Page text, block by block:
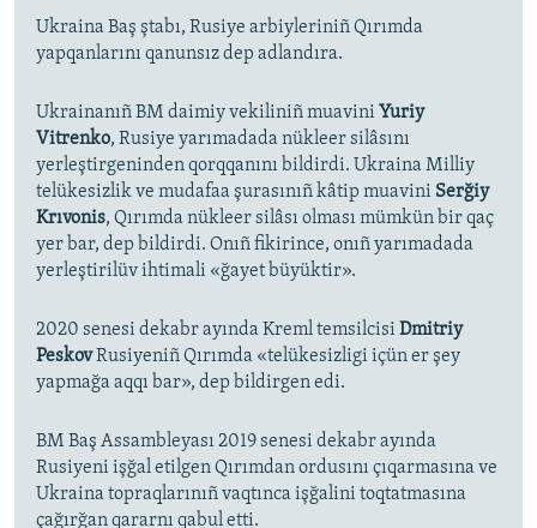
Ukraina Baş ştabı, Rusiye arbiyleriniñ Qırımda
yapqanlarını qanunsız dep adlandıra.
Ukrainanıñ BM daimiy vekiliniñ muavini Yuriy
Vitrenko, Rusiye yarımadada nükleer silâsını
yerleştirgeninden qorqqanını bildirdi. Ukraina Milliy
telükesizlik ve mudafaa şurasınıñ kâtip muavini Serğiy
Krıvonis, Qırımda nükleer silâsı olması mümkün bir qaç
yer bar, dep bildirdi. Onıñ fikirince, onıñ yarımadada
yerleştirilüv ihtimali «ğayet büyüktir».
2020 senesi dekabr ayında Kreml temsilcisi Dmitriy
PeskovRusiyeniñ Qırımda «telükesizligi içün er şey
yapmağa aqqı bar», dep bildirgen edi.
BM Baş Assambleyası 2019 senesi dekabr ayında
Rusiyeni işğal etilgen Qırımdan ordusını çıqarmasına ve
Ukraina topraqlarınıñ vaqtınca işğalini toqtatmasına
çağırğan qararnı qabul etti.